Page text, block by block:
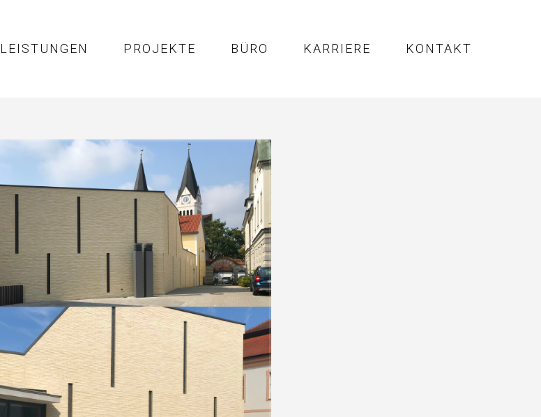
LEISTUNGEN PROJEKTE BÜRO KARRIERE KONTAKT